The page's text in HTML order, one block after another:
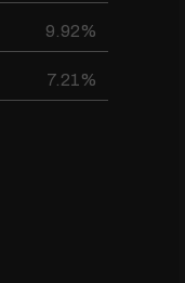
9.92%
7.21%